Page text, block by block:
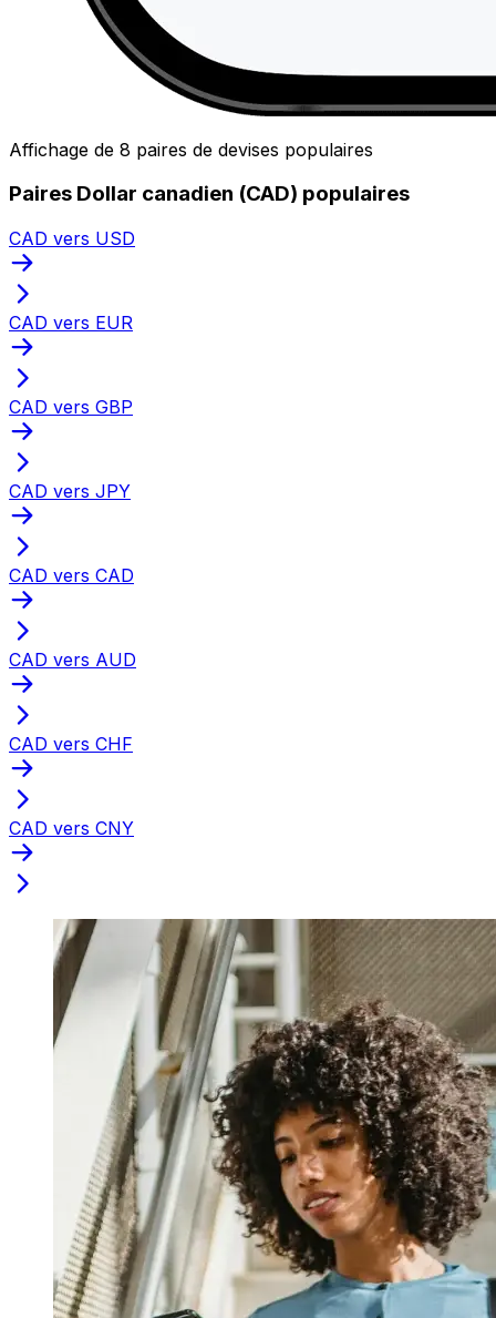
Affichage de 8 paires de devises populaires
Paires Dollar canadien (CAD) populaires
CAD vers USD
CAD vers EUR
CAD vers GBP
CAD vers JPY
CAD vers CAD
CAD vers AUD
CAD vers CHF
CAD vers CNY